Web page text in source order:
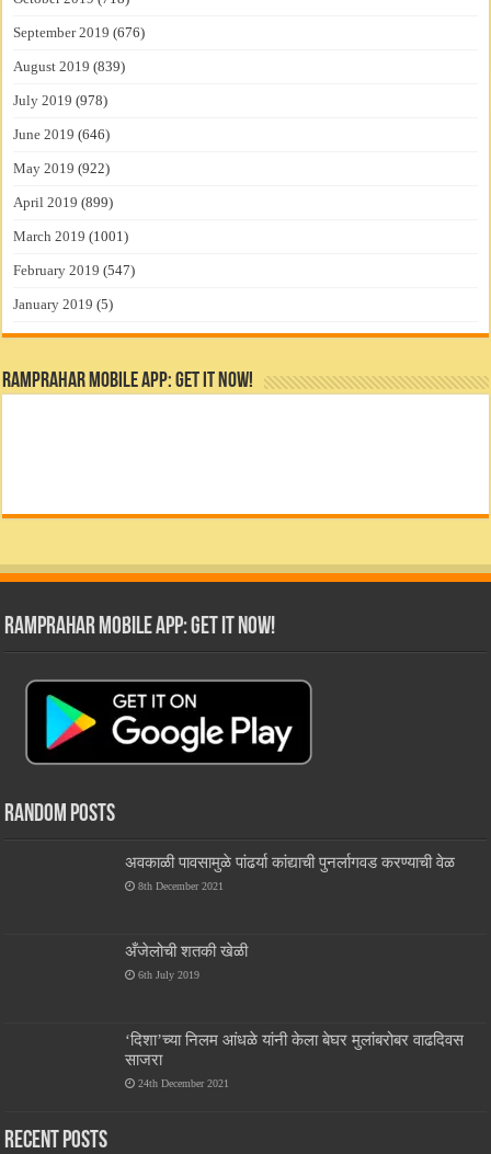
September 2019 (676)
August 2019 (839)
July 2019 (978)
June 2019 (646)
May 2019 (922)
April 2019 (899)
March 2019 (1001)
February 2019 (547)
January 2019 (5)
RamPrahar Mobile App: Get it Now!
RamPrahar Mobile App: Get it Now!
Random Posts
अवकाळी पावसामुळे पांढर्या कांद्याची पुनर्लागवड करण्याची वेळ
8th December 2021
अँजेलोची शतकी खेळी
6th July 2019
‘दिशा’च्या निलम आंधळे यांनी केला बेघर मुलांबरोबर वाढदिवस
साजरा
24th December 2021
Recent Posts